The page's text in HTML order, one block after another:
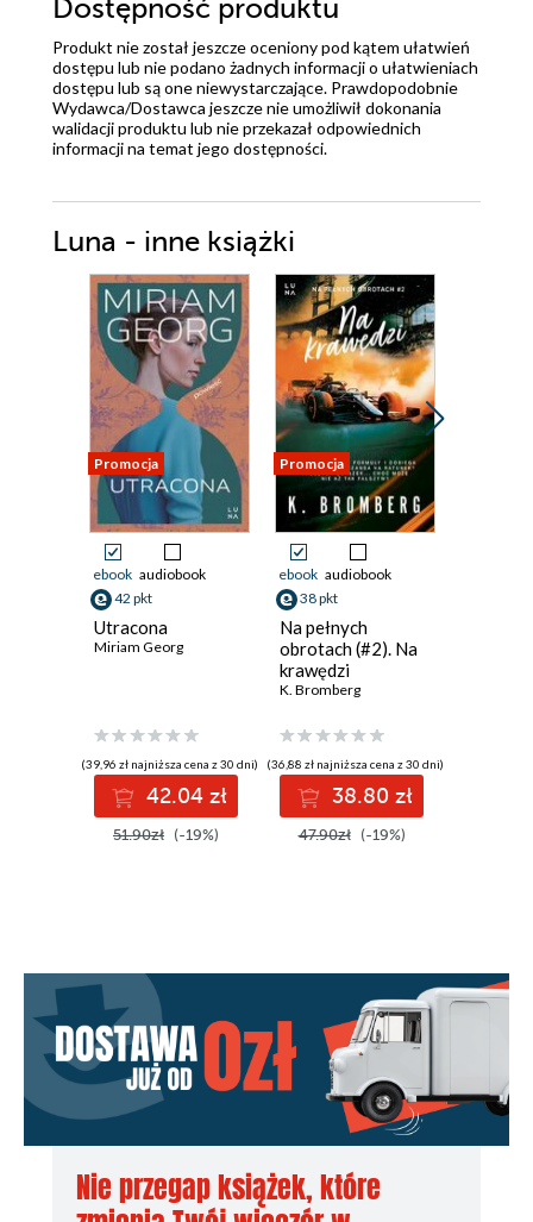
Dostępność produktu
Produkt nie został jeszcze oceniony pod kątem ułatwień
dostępu lub nie podano żadnych informacji o ułatwieniach
dostępu lub są one niewystarczające. Prawdopodobnie
Wydawca/Dostawca jeszcze nie umożliwił dokonania
walidacji produktu lub nie przekazał odpowiednich
informacji na temat jego dostępności.
Luna - inne książki
Promocja
ebook audiobook
42 pkt
Utracona
Miriam Georg
(39,96 zł najniższa cena z 30 dni)
42.04 zł
51.90zł (-19%)
Promocja
ebook audiobook
38 pkt
Na pełnych
obrotach (#2). Na
krawędzi
K. Bromberg
(36,88 zł najniższa cena z 30 dni)
38.80 zł
47.90zł (-19%)
Nie przegap książek, które